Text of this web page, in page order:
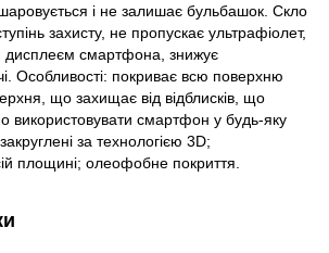
і не залишає бульбашок. Скло
захисту, не пропускає ультрафіолет,
дисплеєм смартфона, знижує
Oсобливості: покриває всю поверхню
що захищає від відблисків, що
використовувати смартфон у будь-яку
за технологією 3D;
площині; олеофобне покриття.